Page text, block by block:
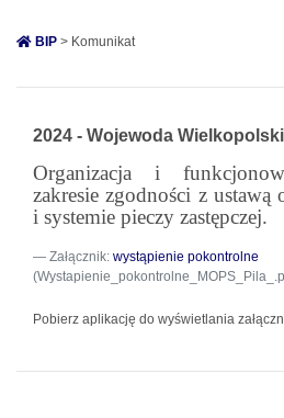
BIP > Komunikat
2024 - Wojewoda Wielkopolski
Organizacja i
zakresie zgodności z
i systemie pieczy zastępczej.
Załącznik: wystąpienie pokontrolne
Pobierz aplikację do wyświetlania